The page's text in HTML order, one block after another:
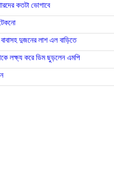
কতটা ভোগাবে
বাবাসহ দুজনের লাশ এল বাড়িতে
লক্ষ্য করে ডিম ছুড়লেন এমপি